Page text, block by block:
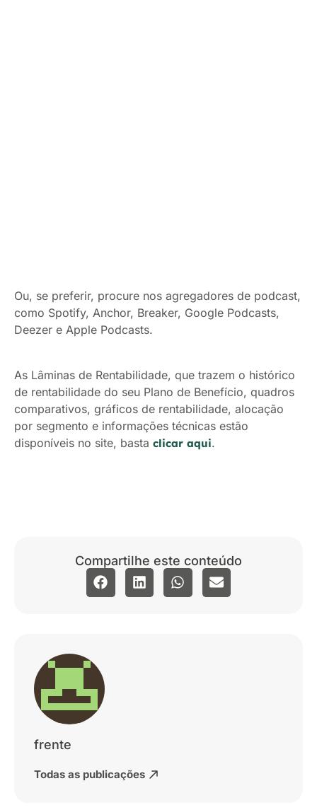
Ou, se preferir, procure nos agregadores de podcast,
como Spotify, Anchor, Breaker, Google Podcasts,
Deezer e Apple Podcasts.
As Lâminas de Rentabilidade, que trazem o histórico
de rentabilidade do seu Plano de Benefício, quadros
comparativos, gráficos de rentabilidade, alocação
por segmento e informações técnicas estão
disponíveis no site, basta clicar aqui.
Compartilhe este conteúdo
frente
Todas as publicações